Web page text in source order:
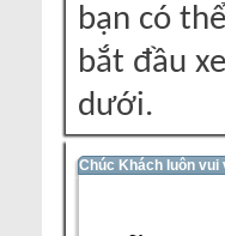
bạn có
bắt đầu
dưới.
Chúc Khách luôn